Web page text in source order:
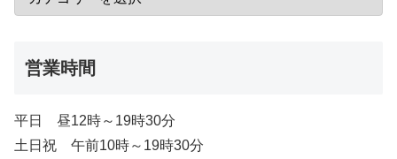
営業時間
平日 昼12時～19時30分
土日祝 午前10時～19時30分